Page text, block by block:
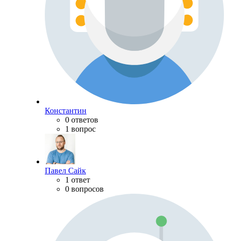
Константин
0 ответов
1 вопрос
Павел Сайк
1 ответ
0 вопросов